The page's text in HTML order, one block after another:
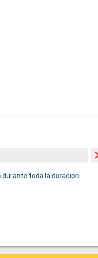
durante toda la duracion